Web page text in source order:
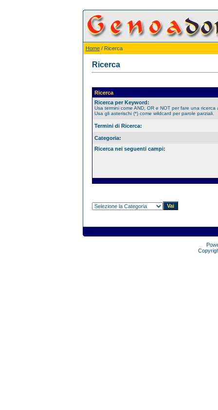
Home / Ricerca
Ricerca
Ricerca
Ricerca per Keyword:
Usa termini come AND, OR e NOT per fare una ricerca
Usa gli asterischi (*) come wildcard per parole parziali.
Termini di Ricerca:
Categoria:
Ricerca nei seguenti campi: